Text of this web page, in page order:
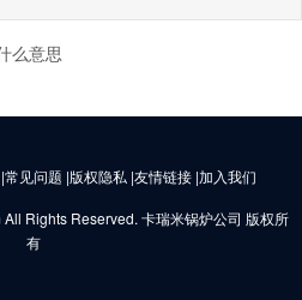
么意思
见问题 |版权隐私 |友情链接 |加入我们
Rights Reserved. 卡瑞米锅炉公司 版权所
有